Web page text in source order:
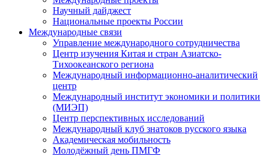
Научный дайджест
Национальные проекты России
Международные связи
Управление международного сотрудничества
Центр изучения Китая и стран Азиатско-
Тихоокеанского региона
Международный информационно-аналитический
центр
Международный институт экономики и политики
(МИЭП)
Центр перспективных исследований
Международный клуб знатоков русского языка
Академическая мобильность
Молодёжный день ПМГФ